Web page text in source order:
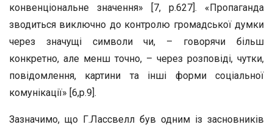
конвенціональне значення» [7, р.627]. «Пропаганда
зводиться виключно до контролю громадської думки
через значущі символи чи, – говорячи більш
конкретно, але менш точно, – через розповіді, чутки,
повідомлення, картини та інші форми соціальної
комунікації» [6,р.9].
Зазначимо, що Г.Лассвелл був одним із засновників